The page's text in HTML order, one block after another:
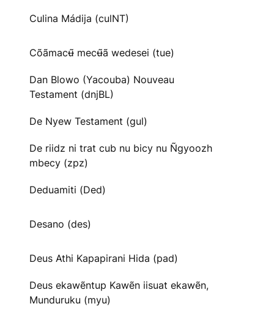
Culina Mádija (culNT)
Cõãmacʉ̃ mecʉ̃ã wedesei (tue)
Dan Blowo (Yacouba) Nouveau
Testament (dnjBL)
De Nyew Testament (gul)
De riidz ni trat cub nu bicy nu Ñgyoozh
mbecy (zpz)
Deduamiti (Ded)
Desano (des)
Deus Athi Kapapirani Hida (pad)
Deus ekawẽntup Kawẽn iisuat ekawẽn,
Munduruku (myu)